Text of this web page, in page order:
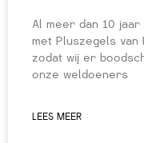
Al meer dan 10 jaar
met Pluszegels van
zodat wij er
onze weldoeners
LEES MEER